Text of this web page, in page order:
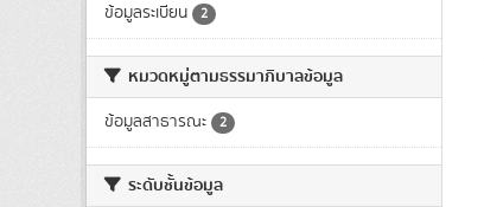
ข้อมูลระเบียน 2
หมวดหมู่ตามธรรมาภิบาลข้อมูล
ข้อมูลสาธารณะ 2
ระดับชั้นข้อมูล